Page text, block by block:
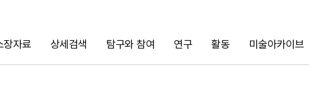
장자료 상세검색 탐구와 참여 연구 활동 미술아카이브
검색